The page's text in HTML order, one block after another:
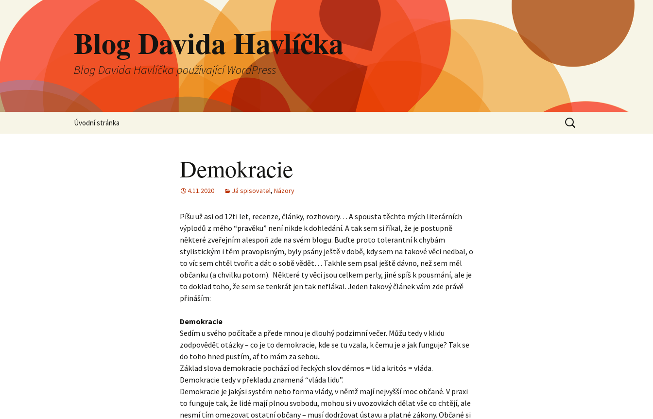
Blog Davida Havlíčka
Blog Davida Havlíčka používající WordPress
Přejít
Úvodní stránka
Vyhledávání
Demokracie
4.11.2020 Já spisovatel, Názory
Píšu už asi od 12ti let, recenze, články, rozhovory… A spousta těchto mých literárních
výplodů z mého “pravěku” není nikde k dohledání. A tak sem si říkal, že je postupně
některé zveřejním alespoň zde na svém blogu. Buďte proto tolerantní k chybám
stylistickým i těm pravopisným, byly psány ještě v době, kdy sem na takové věci nedbal, o
to víc sem chtěl tvořit a dát o sobě vědět… Takhle sem psal ještě dávno, než sem měl
občanku (a chvilku potom). Některé ty věci jsou celkem perly, jiné spíš k pousmání, ale je
to doklad toho, že sem se tenkrát jen tak neflákal. Jeden takový článek vám zde právě
přináším:
Demokracie
Sedím u svého počítače a přede mnou je dlouhý podzimní večer. Můžu tedy v klidu
zodpovědět otázky – co je to demokracie, kde se tu vzala, k čemu je a jak funguje? Tak se
do toho hned pustím, ať to mám za sebou..
Základ slova demokracie pochází od řeckých slov démos = lid a kritós = vláda.
Demokracie tedy v překladu znamená “vláda lidu”.
Demokracie je jakýsi systém nebo forma vlády, v němž mají nejvyšší moc občané. V praxi
to funguje tak, že lidé mají plnou svobodu, mohou si v uvozovkách dělat vše co chtějí, ale
nesmí tím omezovat ostatní občany – musí dodržovat ústavu a platné zákony. Občané si